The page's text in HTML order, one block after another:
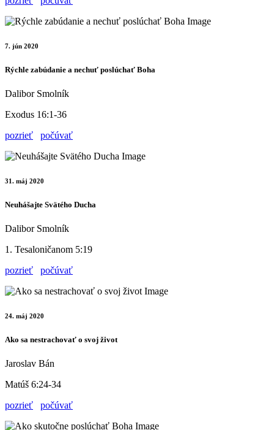
7. jún 2020
Rýchle zabúdanie a nechuť poslúchať Boha
Dalibor Smolník
Exodus 16:1-36
pozrieť
počúvať
31. máj 2020
Neuhášajte Svätého Ducha
Dalibor Smolník
1. Tesaloničanom 5:19
pozrieť
počúvať
24. máj 2020
Ako sa nestrachovať o svoj život
Jaroslav Bán
Matúš 6:24-34
pozrieť
počúvať